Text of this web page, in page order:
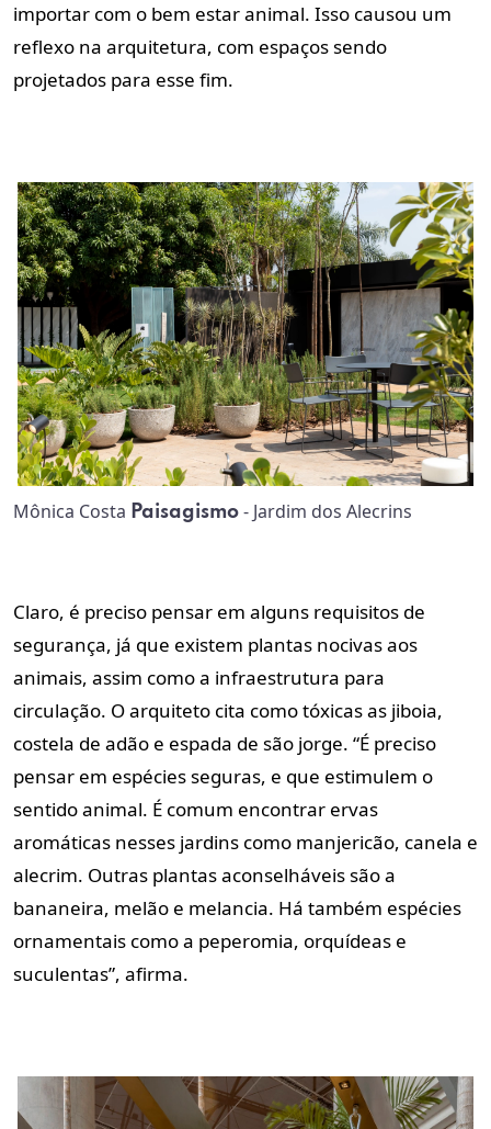
importar com o bem estar animal. Isso causou um
reflexo na arquitetura, com espaços sendo
projetados para esse fim.
Mônica Costa Paisagismo - Jardim dos Alecrins
Claro, é preciso pensar em alguns requisitos de
segurança, já que existem plantas nocivas aos
animais, assim como a infraestrutura para
circulação. O arquiteto cita como tóxicas as jiboia,
costela de adão e espada de são jorge. “É preciso
pensar em espécies seguras, e que estimulem o
sentido animal. É comum encontrar ervas
aromáticas nesses jardins como manjericão, canela e
alecrim. Outras plantas aconselháveis são a
bananeira, melão e melancia. Há também espécies
ornamentais como a peperomia, orquídeas e
suculentas”, afirma.